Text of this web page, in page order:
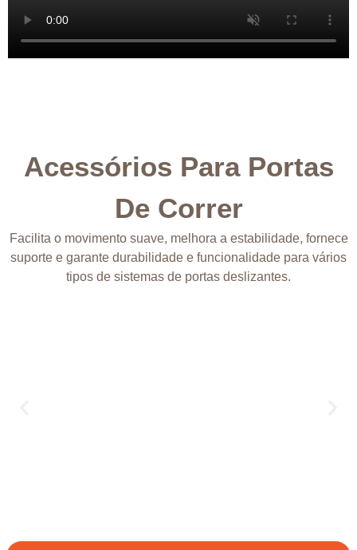
Acessórios Para Portas
De Correr
Facilita o movimento suave, melhora a estabilidade, fornece
suporte e garante durabilidade e funcionalidade para vários
tipos de sistemas de portas deslizantes.